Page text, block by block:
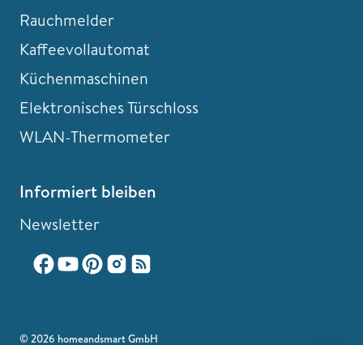
Rauchmelder
Kaffeevollautomat
Küchenmaschinen
Elektronisches Türschloss
WLAN-Thermometer
Informiert bleiben
Newsletter
© 2026 homeandsmart GmbH